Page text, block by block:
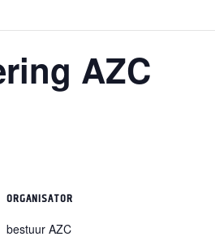
AZC
ORGANISATOR
bestuur AZC